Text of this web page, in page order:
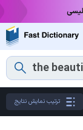
ترتیب نمایش نتایج